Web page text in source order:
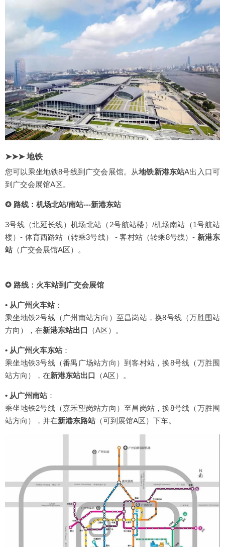
➤➤➤ 地铁
您可以乘坐地铁8号线到广交会展馆。从地铁新港东站A出入口可
到广交会展馆A区。
✪ 路线：机场北站/南站---新港东站
3号线（北延长线）机场北站（2号航站楼）/机场南站（1号航站
楼）- 体育西路站（转乘3号线） - 客村站（转乘8号线）- 新港东
站（广交会展馆A区）。
✪ 路线：火车站到广交会展馆
• 从广州火车站：
乘坐地铁2号线（广州南站方向）至昌岗站，换8号线（万胜围站
方向），在新港东站出口 （A区）。
• 从广州火车东站：
乘坐地铁3号线（番禺广场站方向）到客村站，换8号线（万胜围
站方向），在新港东站出口 （A区）。
• 从广州南站：
乘坐地铁2号线（嘉禾望岗站方向）至昌岗站，换8号线（万胜围
站方向），并在新港东路站（可到展馆A区）下车。